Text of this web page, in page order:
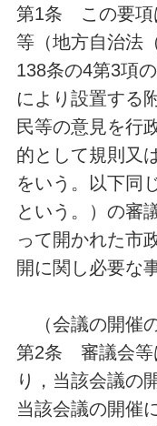
第1条 この要項
等（地方自治法
138条の4第3項
により設置する
民等の意見を行
的として規則又
をいう。以下同
という。）の審
って開かれた市
開に関し必要な
（会議の開催の
第2条 審議会等
り，当該会議の
当該会議の開催